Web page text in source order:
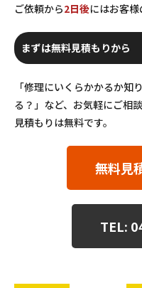
ご依頼から2日後にはお客様
まずは無料見積もりから
「修理にいくらかかるか知
る？」など、お気軽にご相談
見積もりは無料です。
無料見
TEL: